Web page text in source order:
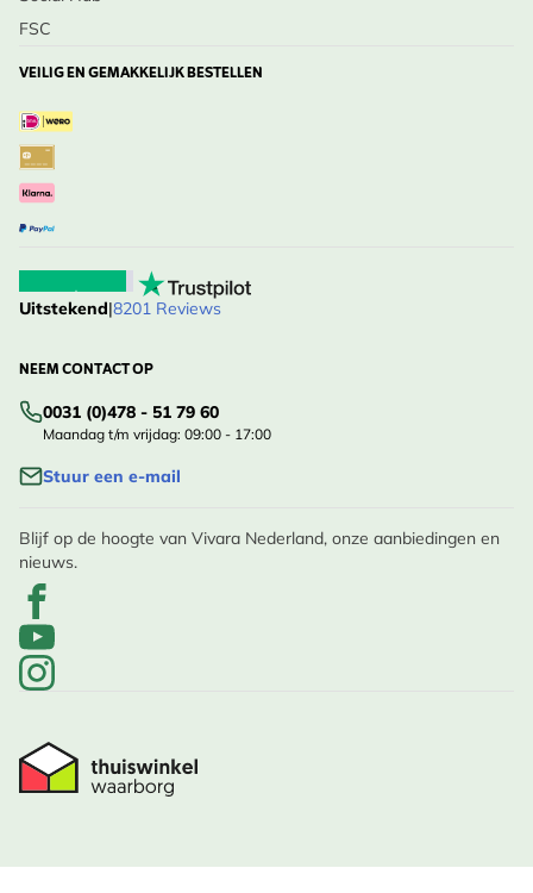
FSC
VEILIG EN GEMAKKELIJK BESTELLEN
Uitstekend|8201 Reviews
NEEM CONTACT OP
0031 (0)478 - 51 79 60
Maandag t/m vrijdag: 09:00 - 17:00
Stuur een e-mail
Blijf op de hoogte van Vivara Nederland, onze aanbiedingen en
nieuws.